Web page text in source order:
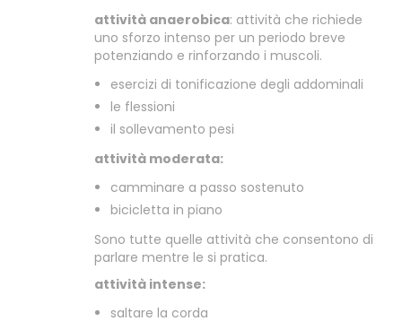
attività anaerobica: attività che richiede
uno sforzo intenso per un periodo breve
potenziando e rinforzando i muscoli.
esercizi di tonificazione degli addominali
le flessioni
il sollevamento pesi
attività moderata:
camminare a passo sostenuto
bicicletta in piano
Sono tutte quelle attività che consentono di
parlare mentre le si pratica.
attività intense:
saltare la corda